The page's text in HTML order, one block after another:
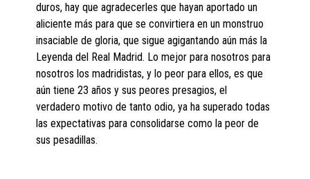
duros, hay que agradecerles que hayan aportado un
aliciente más para que se convirtiera en un monstruo
insaciable de gloria, que sigue agigantando aún más la
Leyenda del Real Madrid. Lo mejor para nosotros para
nosotros los madridistas, y lo peor para ellos, es que
aún tiene 23 años y sus peores presagios, el
verdadero motivo de tanto odio, ya ha superado todas
las expectativas para consolidarse como la peor de
sus pesadillas.